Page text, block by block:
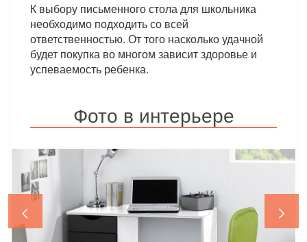
К выбору письменного стола для школьника
необходимо подходить со всей
ответственностью. От того насколько удачной
будет покупка во многом зависит здоровье и
успеваемость ребенка.
Фото в интерьере
< >